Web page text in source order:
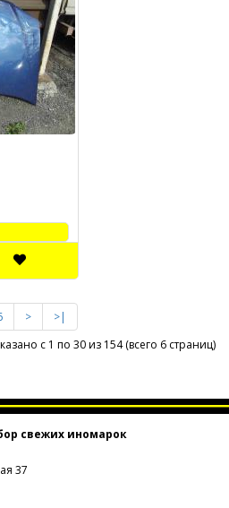
>
>|
с 1 по 30 из 154 (всего 6 страниц)
свежих иномарок
37